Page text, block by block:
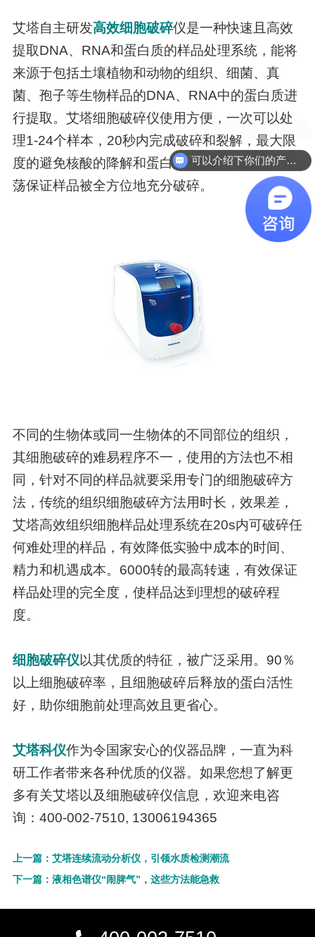
艾塔自主研发高效细胞破碎仪是一种快速且高效
提取DNA、RNA和蛋白质的样品处理系统，能将
来源于包括土壤植物和动物的组织、细菌、真
菌、孢子等生物样品的DNA、RNA中的蛋白质进
行提取。艾塔细胞破碎仪使用方便，一次可以处
理1-24个样本，20秒内完成破碎和裂解，最大限
度的避免核酸的降解和蛋白质的解离。高效的振
荡保证样品被全方位地充分破碎。
不同的生物体或同一生物体的不同部位的组织，
其细胞破碎的难易程序不一，使用的方法也不相
同，针对不同的样品就要采用专门的细胞破碎方
法，传统的组织细胞破碎方法用时长，效果差，
艾塔高效组织细胞样品处理系统在20s内可破碎任
何难处理的样品，有效降低实验中成本的时间、
精力和机遇成本。6000转的最高转速，有效保证
样品处理的完全度，使样品达到理想的破碎程
度。
细胞破碎仪以其优质的特征，被广泛采用。90％
以上细胞破碎率，且细胞破碎后释放的蛋白活性
好，助你细胞前处理高效且更省心。
艾塔科仪作为令国家安心的仪器品牌，一直为科
研工作者带来各种优质的仪器。如果您想了解更
多有关艾塔以及细胞破碎仪信息，欢迎来电咨
询：400-002-7510, 13006194365
上一篇：艾塔连续流动分析仪，引领水质检测潮流
下一篇：液相色谱仪“闹脾气”，这些方法能急救
可以介绍下你们的产品么